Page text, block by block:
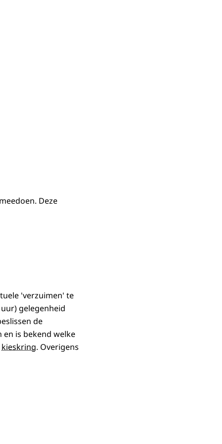
meedoen. Deze
'verzuimen' te
gelegenheid
de
is bekend welke
kieskring. Overigens